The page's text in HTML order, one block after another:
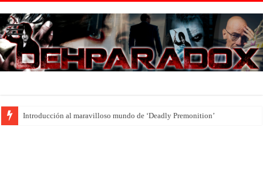
Introducción al maravilloso mundo de ‘Deadly Premonition’